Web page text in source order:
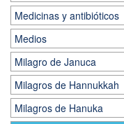
Medicinas y antibióticos
Medios
Milagro de Januca
Milagros de Hannukkah
Milagros de Hanuka